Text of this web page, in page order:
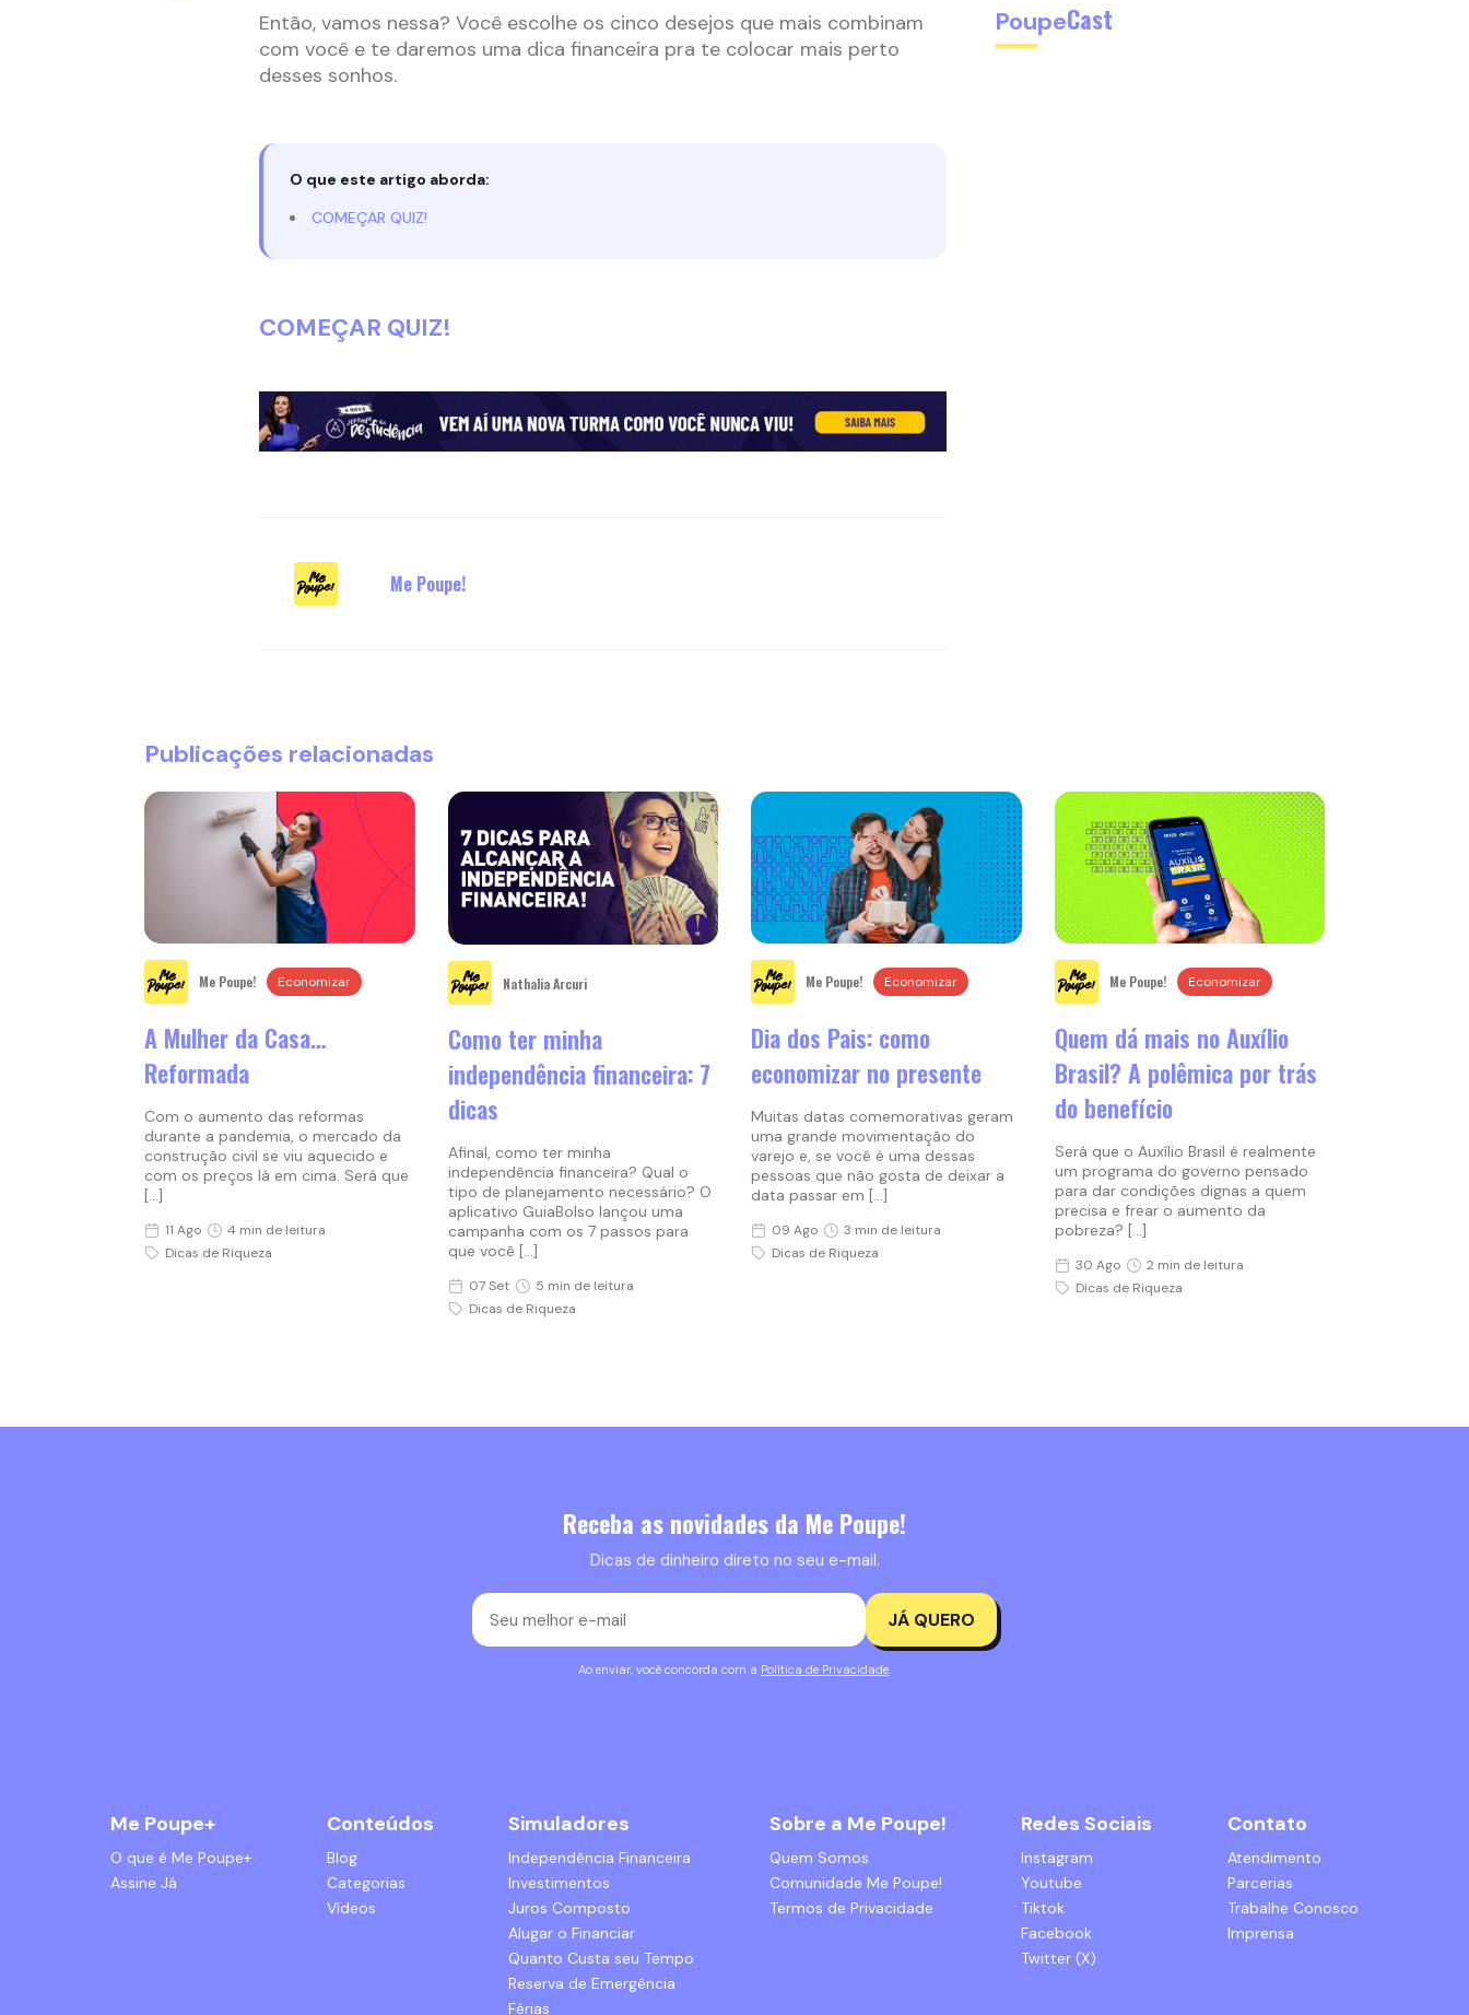
Então, vamos nessa? Você escolhe os cinco desejos que mais combinam
com você e te daremos uma dica financeira pra te colocar mais perto
desses sonhos.
O que este artigo aborda:
COMEÇAR QUIZ!
COMEÇAR QUIZ!
Me Poupe!
PoupeCast
Publicações relacionadas
Me Poupe! Economizar
A Mulher da Casa…
Reformada
Com o aumento das reformas
durante a pandemia, o mercado da
construção civil se viu aquecido e
com os preços lá em cima. Será que
[…]
11 Ago
4 min de leitura
Dicas de Riqueza
Nathalia Arcuri
Como ter minha
independência financeira: 7
dicas
Afinal, como ter minha
independência financeira? Qual o
tipo de planejamento necessário? O
aplicativo GuiaBolso lançou uma
campanha com os 7 passos para
que você […]
07 Set
5 min de leitura
Dicas de Riqueza
Me Poupe! Economizar
Dia dos Pais: como
economizar no presente
Muitas datas comemorativas geram
uma grande movimentação do
varejo e, se você é uma dessas
pessoas que não gosta de deixar a
data passar em […]
09 Ago
3 min de leitura
Dicas de Riqueza
Me Poupe! Economizar
Quem dá mais no Auxílio
Brasil? A polêmica por trás
do benefício
Será que o Auxílio Brasil é realmente
um programa do governo pensado
para dar condições dignas a quem
precisa e frear o aumento da
pobreza? […]
30 Ago
2 min de leitura
Dicas de Riqueza
Receba as novidades da Me Poupe!
Dicas de dinheiro direto no seu e-mail.
JÁ QUERO
Ao enviar, você concorda com a Política de Privacidade.
Me Poupe+
O que é Me Poupe+
Assine Já
Conteúdos
Blog
Categorias
Vídeos
Simuladores
Independência Financeira
Investimentos
Juros Composto
Alugar o Financiar
Quanto Custa seu Tempo
Reserva de Emergência
Férias
Sobre a Me Poupe!
Quem Somos
Comunidade Me Poupe!
Termos de Privacidade
Redes Sociais
Instagram
Youtube
Tiktok
Facebook
Twitter (X)
Contato
Atendimento
Parcerias
Trabalhe Conosco
Imprensa